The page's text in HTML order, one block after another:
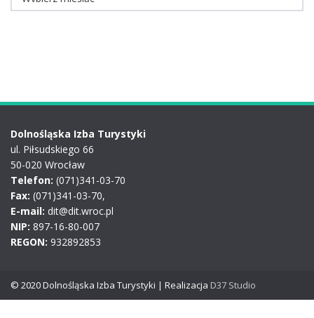
Dolnośląska Izba Turystyki
ul. Piłsudskiego 66
50-020 Wrocław
Telefon: (071)341-03-70
Fax: (071)341-03-70,
E-mail: dit@dit.wroc.pl
NIP: 897-16-80-007
REGON: 932892853
© 2020 Dolnośląska Izba Turystyki | Realizacja D37 Studio